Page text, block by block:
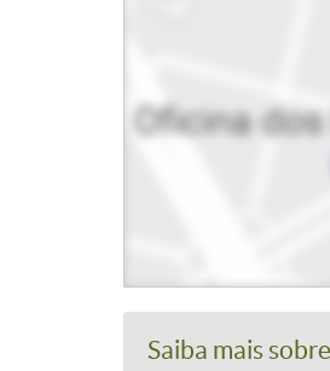
Saiba mais